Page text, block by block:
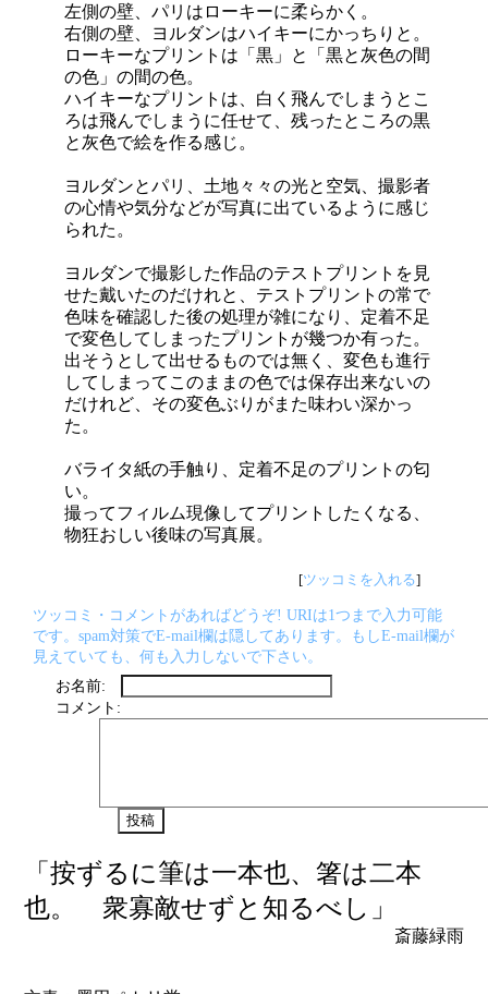
左側の壁、パリはローキーに柔らかく。
右側の壁、ヨルダンはハイキーにかっちりと。
ローキーなプリントは「黒」と「黒と灰色の間
の色」の間の色。
ハイキーなプリントは、白く飛んでしまうとこ
ろは飛んでしまうに任せて、残ったところの黒
と灰色で絵を作る感じ。
ヨルダンとパリ、土地々々の光と空気、撮影者
の心情や気分などが写真に出ているように感じ
られた。
ヨルダンで撮影した作品のテストプリントを見
せた戴いたのだけれと、テストプリントの常で
色味を確認した後の処理が雑になり、定着不足
で変色してしまったプリントが幾つか有った。
出そうとして出せるものでは無く、変色も進行
してしまってこのままの色では保存出来ないの
だけれど、その変色ぶりがまた味わい深かっ
た。
バライタ紙の手触り、定着不足のプリントの匂
い。
撮ってフィルム現像してプリントしたくなる、
物狂おしい後味の写真展。
[ツッコミを入れる]
ツッコミ・コメントがあればどうぞ! URIは1つまで入力可能
です。spam対策でE-mail欄は隠してあります。もしE-mail欄が
見えていても、何も入力しないで下さい。
お名前:
コメント:
「按ずるに筆は一本也、箸は二本
也。 衆寡敵せずと知るべし」
斎藤緑雨